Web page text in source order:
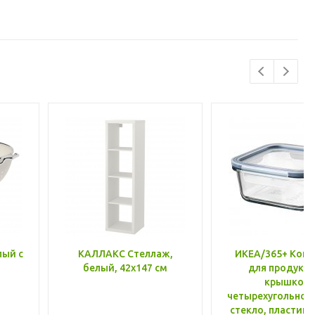
с
КАЛЛАКС Стеллаж,
белый, 42x147 см
ИКЕА/365+
для
крышкой,
стекло, пластик